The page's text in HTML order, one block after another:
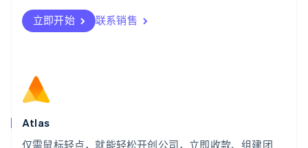
立即开始 联系销售
Atlas
仅需鼠标轻点，就能轻松开创公司，立即收款、组建团
瑞士
DeutschFrançais
English
斯洛文尼亚
泰国
ไทยEnglish